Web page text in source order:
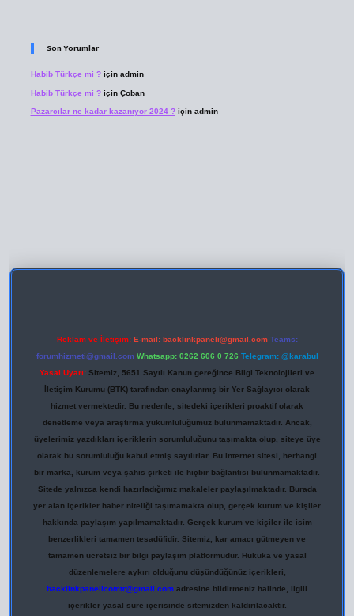
Son Yorumlar
Habib Türkçe mi ?için admin
Habib Türkçe mi ?için Çoban
Pazarcılar ne kadar kazanıyor 2024 ?için admin
Reklam ve İletişim: E-mail: backlinkpaneli@gmail.com Teams:
forumhizmeti@gmail.com Whatsapp: 0262 606 0 726 Telegram: @karabul
Yasal Uyarı: Sitemiz, 5651 Sayılı Kanun gereğince Bilgi Teknolojileri ve
İletişim Kurumu (BTK) tarafından onaylanmış bir Yer Sağlayıcı olarak
hizmet vermektedir. Bu nedenle, sitedeki içerikleri proaktif olarak
denetleme veya araştırma yükümlülüğümüz bulunmamaktadır. Ancak,
üyelerimiz yazdıkları içeriklerin sorumluluğunu taşımakta olup, siteye üye
olarak bu sorumluluğu kabul etmiş sayılırlar. Bu internet sitesi, herhangi
bir marka, kurum veya şahıs şirketi ile hiçbir bağlantısı bulunmamaktadır.
Sitede yalnızca kendi hazırladığımız makaleler paylaşılmaktadır. Burada
yer alan içerikler haber niteliği taşımamakta olup, gerçek kurum ve kişiler
hakkında paylaşım yapılmamaktadır. Gerçek kurum ve kişiler ile isim
benzerlikleri tamamen tesadüfidir. Sitemiz, kar amacı gütmeyen ve
tamamen ücretsiz bir bilgi paylaşım platformudur. Hukuka ve yasal
düzenlemelere aykırı olduğunu düşündüğünüz içerikleri,
backlinkpanelicomtr@gmail.com adresine bildirmeniz halinde, ilgili
içerikler yasal süre içerisinde sitemizden kaldırılacaktır.